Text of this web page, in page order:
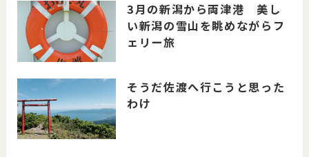
3月の新潟から両津港 美し
い新潟の雪山を眺めながらフ
ェリー旅
そうだ佐渡へ行こうと思った
わけ